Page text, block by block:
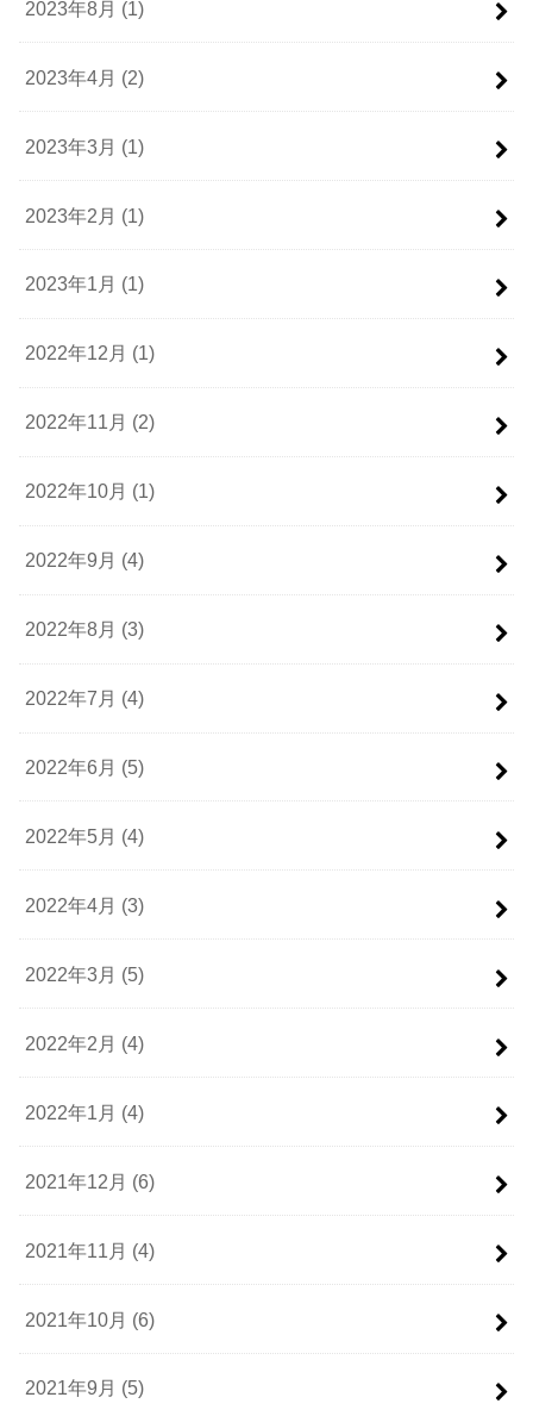
2023年8月 (1)
2023年4月 (2)
2023年3月 (1)
2023年2月 (1)
2023年1月 (1)
2022年12月 (1)
2022年11月 (2)
2022年10月 (1)
2022年9月 (4)
2022年8月 (3)
2022年7月 (4)
2022年6月 (5)
2022年5月 (4)
2022年4月 (3)
2022年3月 (5)
2022年2月 (4)
2022年1月 (4)
2021年12月 (6)
2021年11月 (4)
2021年10月 (6)
2021年9月 (5)